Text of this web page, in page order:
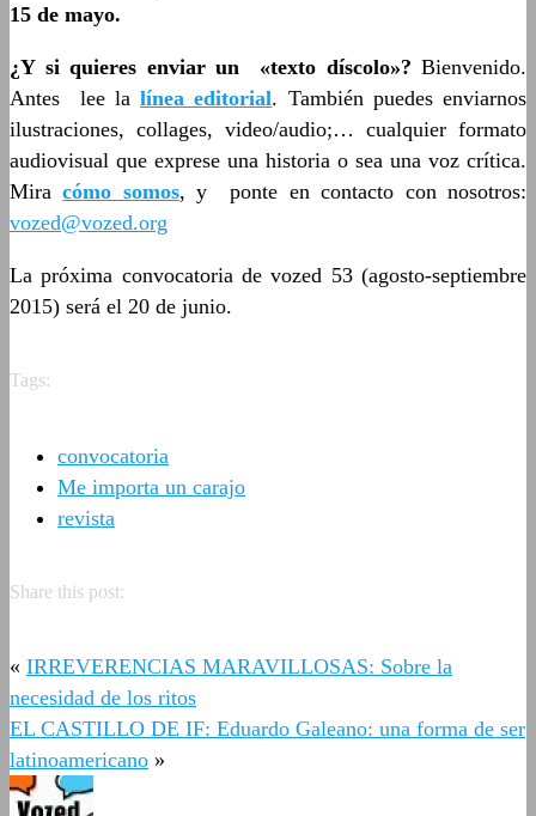
15 de mayo.
¿Y si quieres enviar un «texto díscolo»? Bienvenido.
Antes lee la línea editorial. También puedes enviarnos
ilustraciones, collages, video/audio;… cualquier formato
audiovisual que exprese una historia o sea una voz crítica.
Miracómo somos, y ponte en contacto con nosotros:
vozed@vozed.org
La próxima convocatoria de vozed 53 (agosto-septiembre
2015) será el 20 de junio.
Tags:
convocatoria
Me importa un carajo
revista
Share this post:
« IRREVERENCIAS MARAVILLOSAS: Sobre la
necesidad de los ritos
EL CASTILLO DE IF: Eduardo Galeano: una forma de ser
latinoamericano »